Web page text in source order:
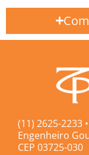
(11) 2625-2233
Engenheiro
CEP 03725-030